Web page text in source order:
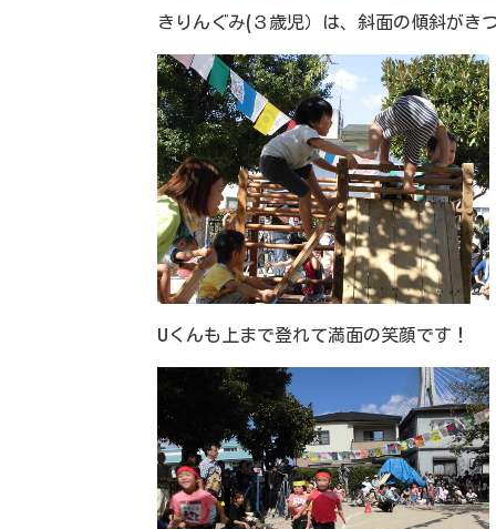
きりんぐみ(３歳児）は、斜面の傾斜がき
Uくんも上まで登れて満面の笑顔です！